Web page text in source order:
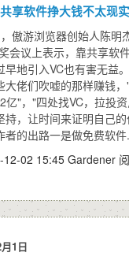
享软件挣大钱不太现实
傲游浏览器创始人陈明
会议上表示，靠共享软
早地引入VC也有害无
大佬们吹嘘的那样赚钱
亿"，"四处找VC，拉投
持，让时间来证明自
者的出路一是做免费软件
02 15:45 Gardener
1日